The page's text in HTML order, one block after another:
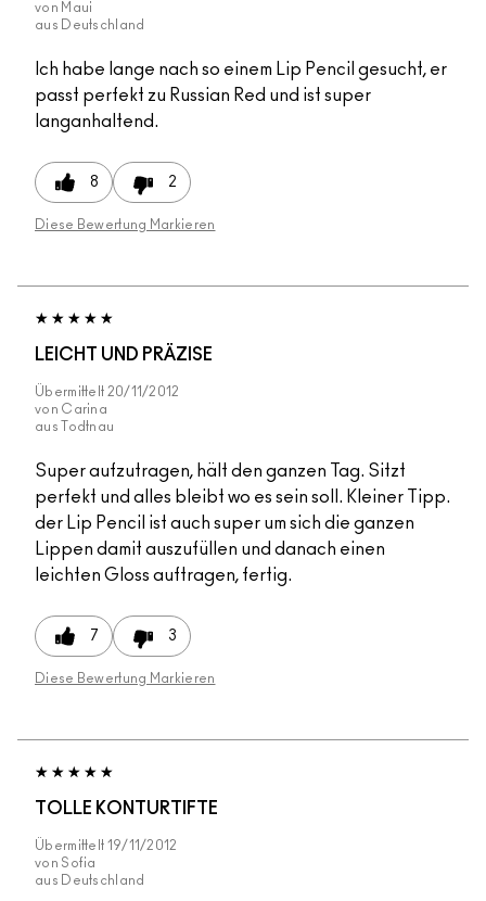
von Maui
aus
Deutschland
Ich habe lange nach so einem Lip Pencil gesucht, er
passt perfekt zu Russian Red und ist super
langanhaltend.
8 2
Diese Bewertung Markieren
LEICHT UND PRÄZISE
Übermittelt 20/11/2012
von Carina
aus
Todtnau
Super aufzutragen, hält den ganzen Tag. Sitzt
perfekt und alles bleibt wo es sein soll. Kleiner Tipp.
der Lip Pencil ist auch super um sich die ganzen
Lippen damit auszufüllen und danach einen
leichten Gloss auftragen, fertig.
7 3
Diese Bewertung Markieren
TOLLE KONTURTIFTE
Übermittelt 19/11/2012
von Sofia
aus
Deutschland